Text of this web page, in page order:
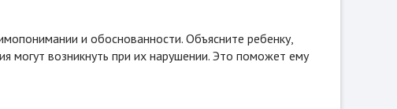
и обоснованности. Объясните ребенку,
могут возникнуть при их нарушении. Это поможет ему